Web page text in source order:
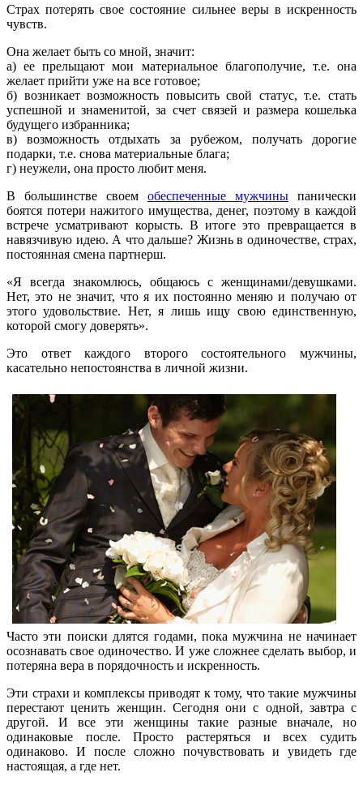
Страх потерять свое состояние сильнее веры в искренность
чувств.
Она желает быть со мной, значит:
а) ее прельщают мои материальное благополучие, т.е. она
желает прийти уже на все готовое;
б) возникает возможность повысить свой статус, т.е. стать
успешной и знаменитой, за счет связей и размера кошелька
будущего избранника;
в) возможность отдыхать за рубежом, получать дорогие
подарки, т.е. снова материальные блага;
г) неужели, она просто любит меня.
В большинстве своем обеспеченные мужчины панически
боятся потери нажитого имущества, денег, поэтому в каждой
встрече усматривают корысть. В итоге это превращается в
навязчивую идею. А что дальше? Жизнь в одиночестве, страх,
постоянная смена партнерш.
«Я всегда знакомлюсь, общаюсь с женщинами/девушками.
Нет, это не значит, что я их постоянно меняю и получаю от
этого удовольствие. Нет, я лишь ищу свою единственную,
которой смогу доверять».
Это ответ каждого второго состоятельного мужчины,
касательно непостоянства в личной жизни.
Часто эти поиски длятся годами, пока мужчина не начинает
осознавать свое одиночество. И уже сложнее сделать выбор, и
потеряна вера в порядочность и искренность.
Эти страхи и комплексы приводят к тому, что такие мужчины
перестают ценить женщин. Сегодня они с одной, завтра с
другой. И все эти женщины такие разные вначале, но
одинаковые после. Просто растеряться и всех судить
одинаково. И после сложно почувствовать и увидеть где
настоящая, а где нет.